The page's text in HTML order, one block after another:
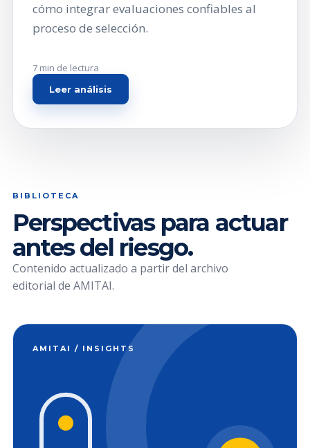
cómo integrar evaluaciones confiables al
proceso de selección.
7 min de lectura
Leer análisis
BIBLIOTECA
Perspectivas para actuar
antes del riesgo.
Contenido actualizado a partir del archivo
editorial de AMITAI.
AMITAI / INSIGHTS